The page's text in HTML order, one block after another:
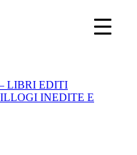
– LIBRI EDITI
INEDITE E